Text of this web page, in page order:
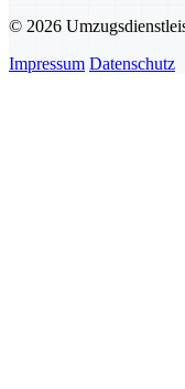
© 2026
Impressum Datenschutz